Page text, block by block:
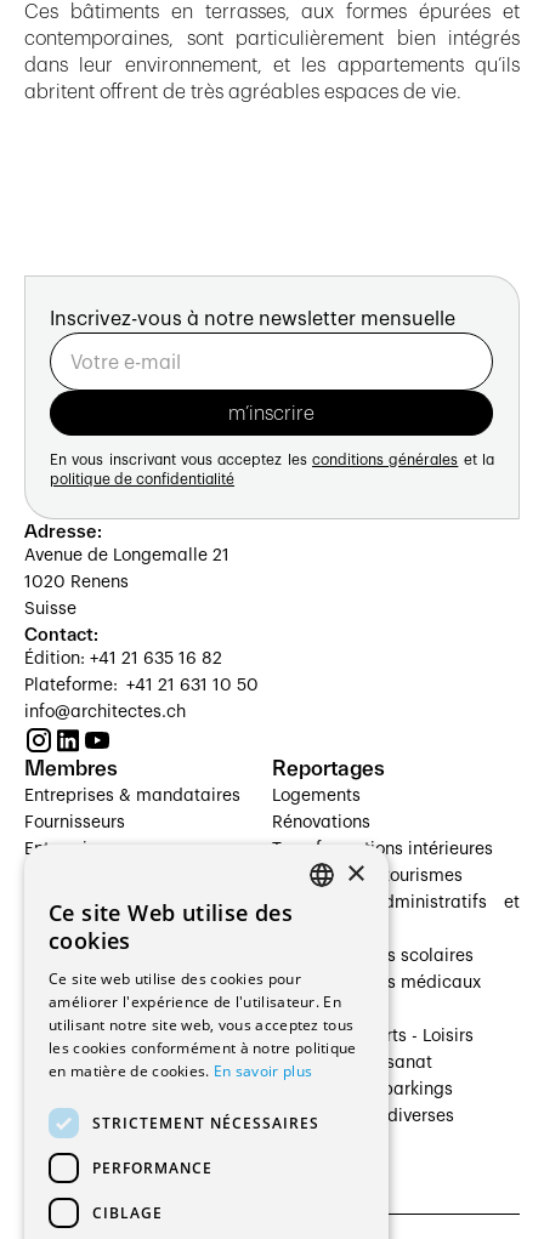
Ces bâtiments en terrasses, aux formes épurées et
contemporaines, sont particulièrement bien intégrés
dans leur environnement, et les appartements qu’ils
abritent offrent de très agréables espaces de vie.
Inscrivez-vous à notre newsletter mensuelle
En vous inscrivant vous acceptez les conditions générales et la
politique de confidentialité
Adresse:
Avenue de Longemalle 21
1020 Renens
Suisse
Contact:
Édition: +41 21 635 16 82
Plateforme: +41 21 631 10 50
info@architectes.ch
Membres
Entreprises & mandataires
Fournisseurs
Entreprises
Architectes paysagistes
Architectes d'intérieur
Entreprises générales
Ingénieurs et mandataires
Fabricants / Fournisseurs
Régies immobilières
Gestion PPE
Reportages
Logements
Rénovations
Transformations intérieures
Hôtelleries et tourismes
Bâtiments administratifs et
Établissements scolaires
Établissements médicaux
Villas
Cultures - Sports - Loisirs
Industrie - Artisanat
Transports et parkings
Constructions diverses
×
Ce site Web utilise des
cookies
Ce site web utilise des cookies pour
améliorer l'expérience de l'utilisateur. En
utilisant notre site web, vous acceptez tous
les cookies conformément à notre politique
en matière de cookies. En savoir plus
STRICTEMENT NÉCESSAIRES
PERFORMANCE
CIBLAGE